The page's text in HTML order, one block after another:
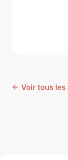
← Voir tous les